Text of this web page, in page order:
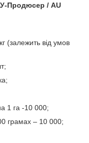
Продюсер / AU
від умов
га -10 000;
грамах – 10 000;